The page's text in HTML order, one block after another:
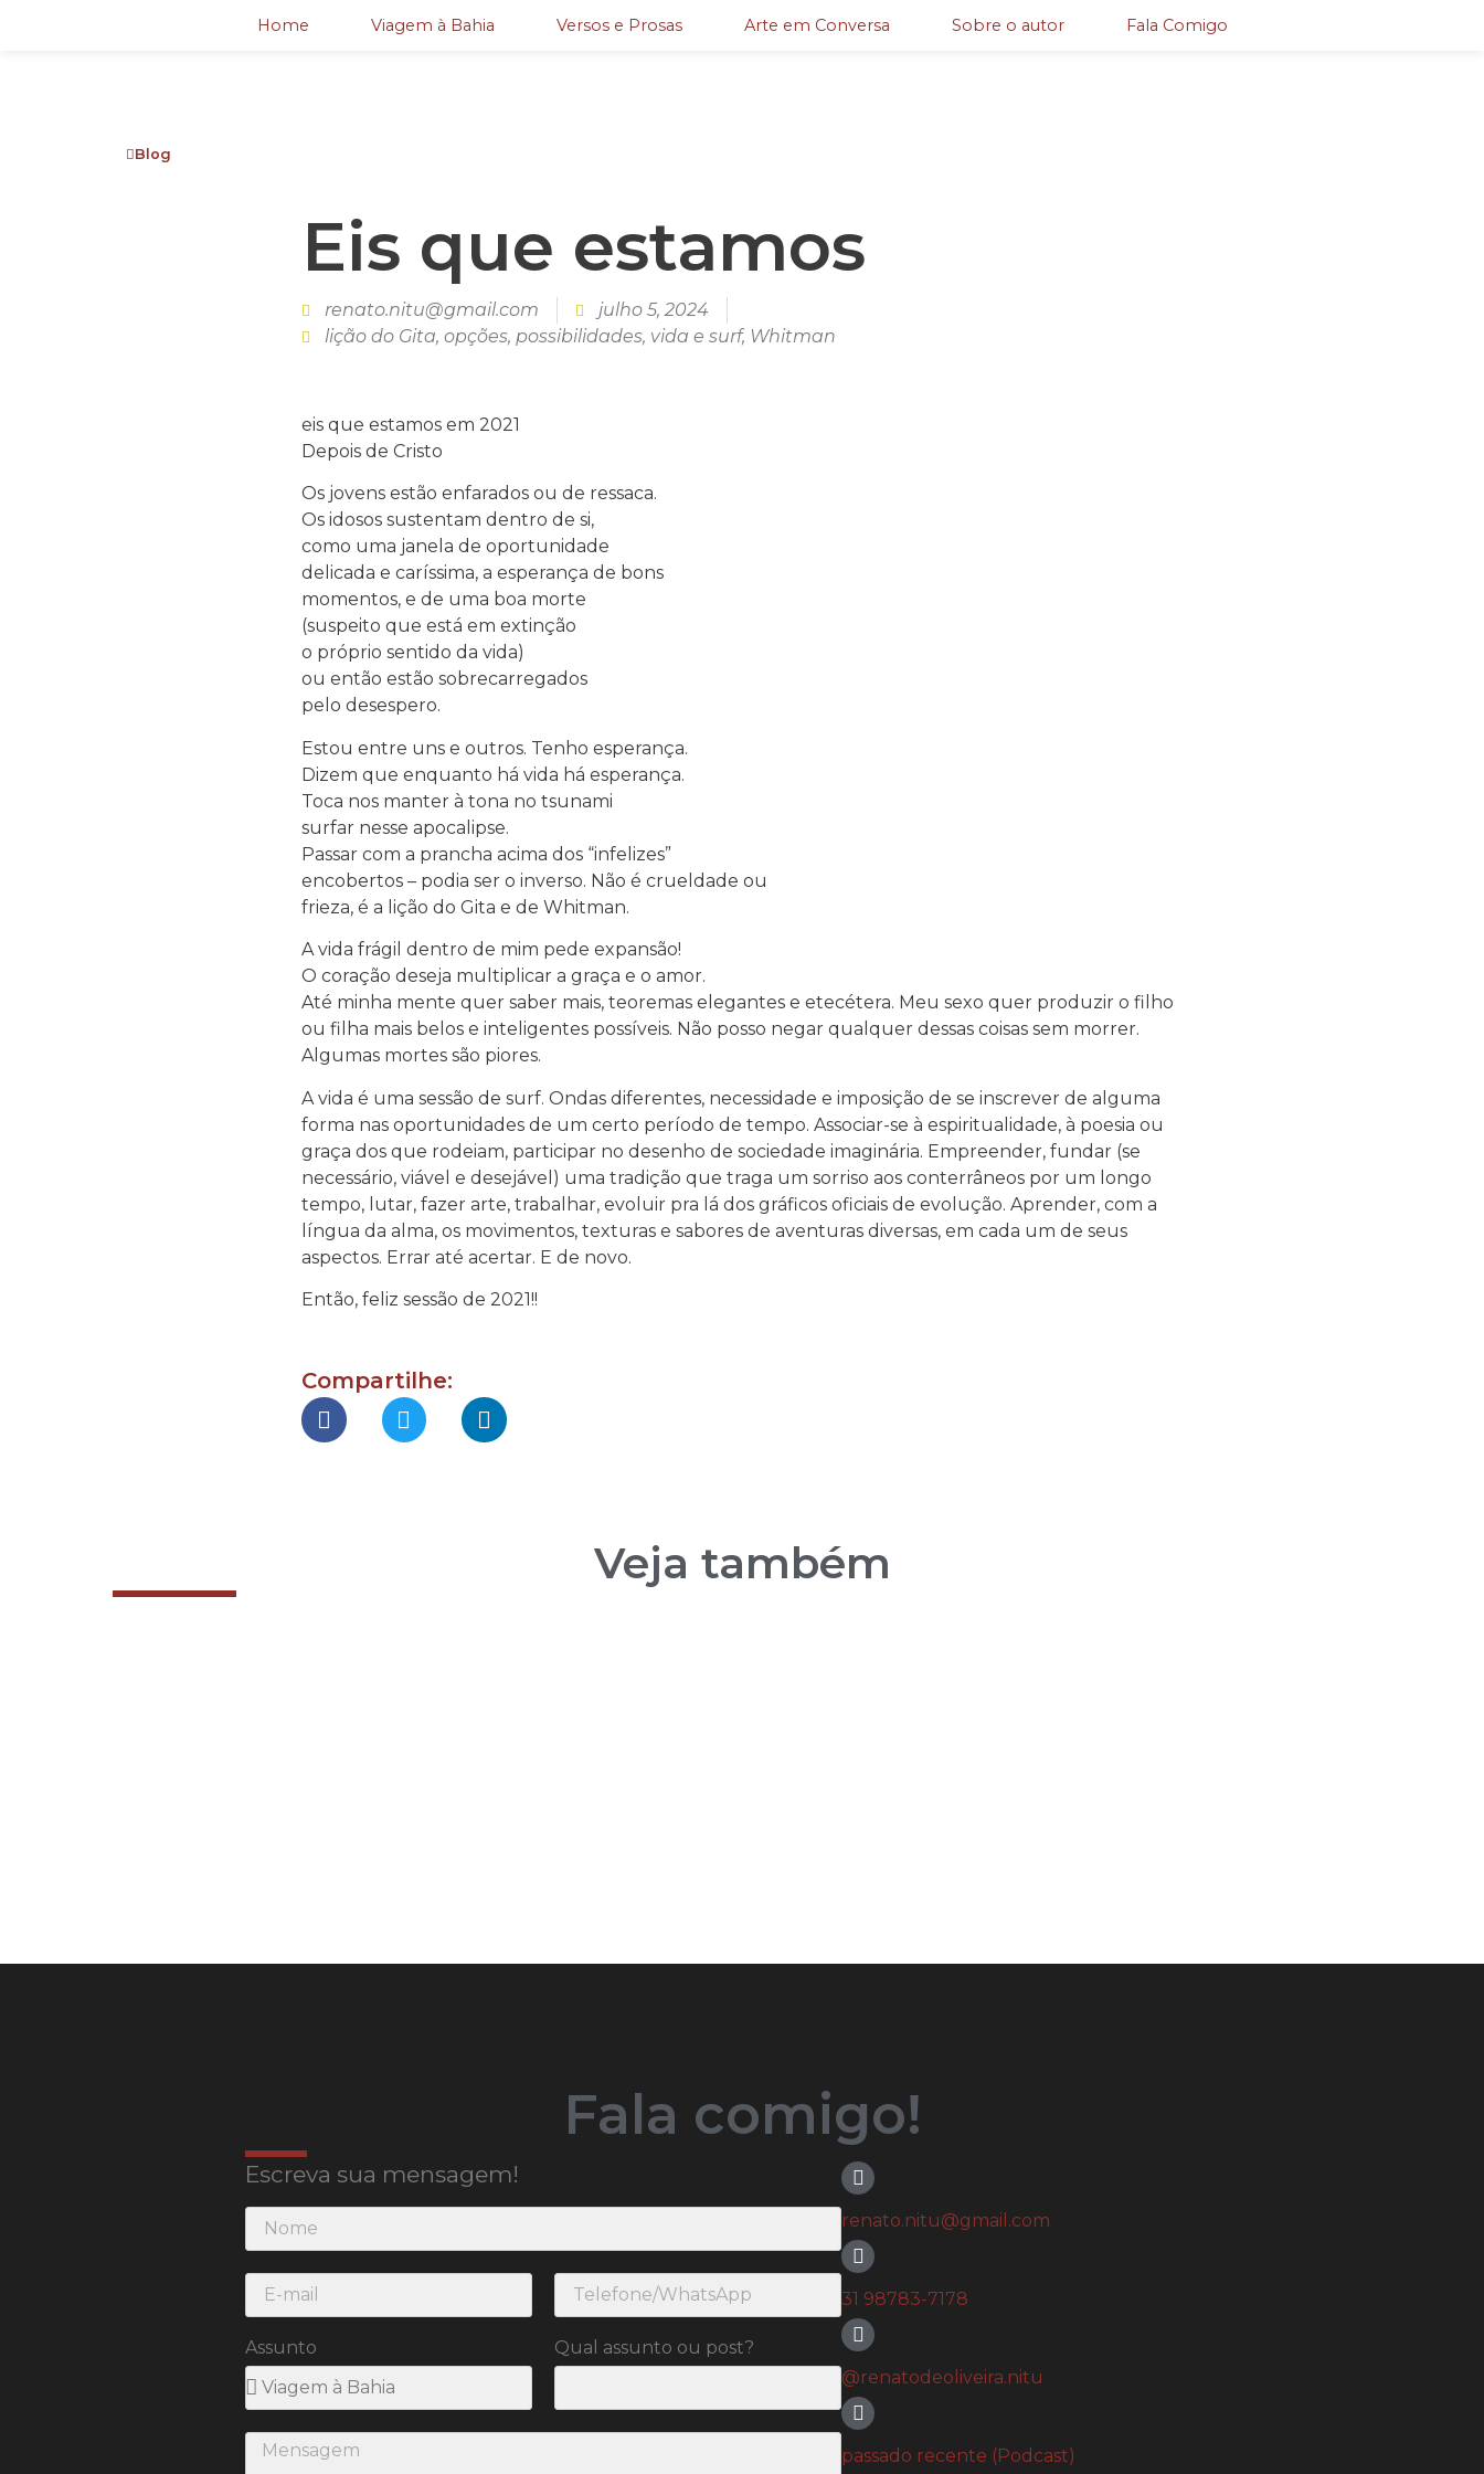
Home Viagem à Bahia Versos e Prosas Arte em Conversa Sobre o autor Fala Comigo
Blog
Eis que estamos
renato.nitu@gmail.com
julho 5, 2024
lição do Gita, opções, possibilidades, vida e surf, Whitman
eis que estamos em 2021
Depois de Cristo
Os jovens estão enfarados ou de ressaca.
Os idosos sustentam dentro de si,
como uma janela de oportunidade
delicada e caríssima, a esperança de bons
momentos, e de uma boa morte
(suspeito que está em extinção
o próprio sentido da vida)
ou então estão sobrecarregados
pelo desespero.
Estou entre uns e outros. Tenho esperança.
Dizem que enquanto há vida há esperança.
Toca nos manter à tona no tsunami
surfar nesse apocalipse.
Passar com a prancha acima dos “infelizes”
encobertos – podia ser o inverso. Não é crueldade ou
frieza, é a lição do Gita e de Whitman.
A vida frágil dentro de mim pede expansão!
O coração deseja multiplicar a graça e o amor.
Até minha mente quer saber mais, teoremas elegantes e etecétera. Meu sexo quer produzir o filho
ou filha mais belos e inteligentes possíveis. Não posso negar qualquer dessas coisas sem morrer.
Algumas mortes são piores.
A vida é uma sessão de surf. Ondas diferentes, necessidade e imposição de se inscrever de alguma
forma nas oportunidades de um certo período de tempo. Associar-se à espiritualidade, à poesia ou
graça dos que rodeiam, participar no desenho de sociedade imaginária. Empreender, fundar (se
necessário, viável e desejável) uma tradição que traga um sorriso aos conterrâneos por um longo
tempo, lutar, fazer arte, trabalhar, evoluir pra lá dos gráficos oficiais de evolução. Aprender, com a
língua da alma, os movimentos, texturas e sabores de aventuras diversas, em cada um de seus
aspectos. Errar até acertar. E de novo.
Então, feliz sessão de 2021!!
Compartilhe:
Veja também
Fala comigo!
Escreva sua mensagem!
Assunto Qual assunto ou post?
renato.nitu@gmail.com
31 98783-7178
@renatodeoliveira.nitu
passado recente (Podcast)